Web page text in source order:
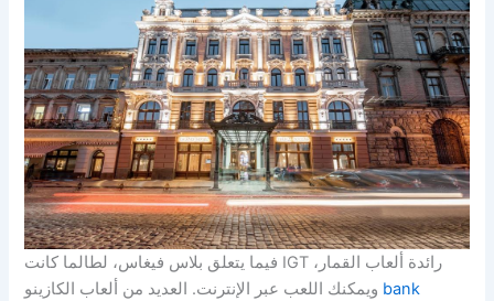
فيما يتعلق بلاس فيغاس، لطالما كانت IGT رائدة ألعاب القمار،
bank